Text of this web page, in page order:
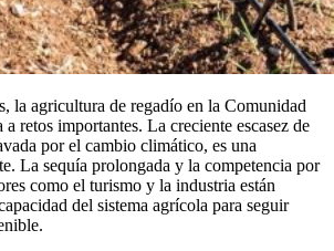
la agricultura de regadío en la Comunidad
a retos importantes. La creciente escasez de
por el cambio climático, es una
La sequía prolongada y la competencia por
como el turismo y la industria están
del sistema agrícola para seguir